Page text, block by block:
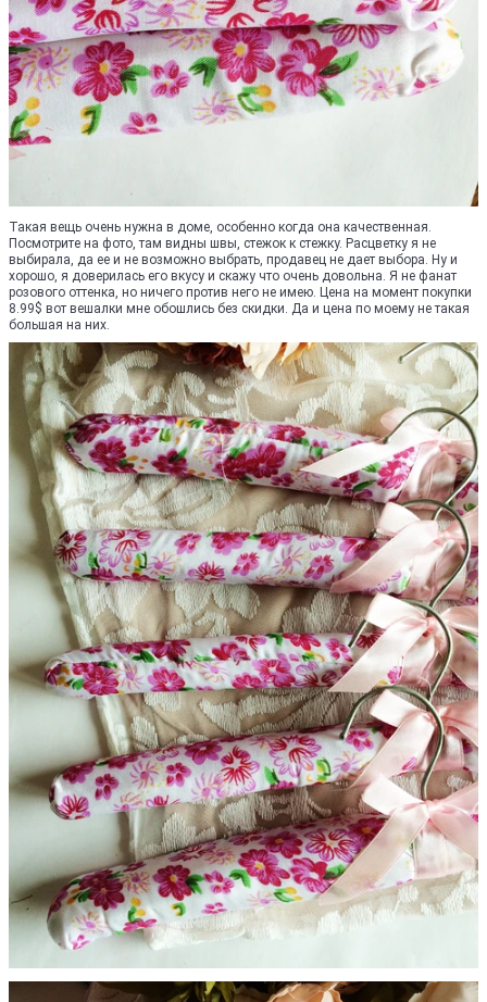
Такая вещь очень нужна в доме, особенно когда она качественная.
Посмотрите на фото, там видны швы, стежок к стежку. Расцветку я не
выбирала, да ее и не возможно выбрать, продавец не дает выбора. Ну и
хорошо, я доверилась его вкусу и скажу что очень довольна. Я не фанат
розового оттенка, но ничего против него не имею. Цена на момент покупки
8.99$ вот вешалки мне обошлись без скидки. Да и цена по моему не такая
большая на них.